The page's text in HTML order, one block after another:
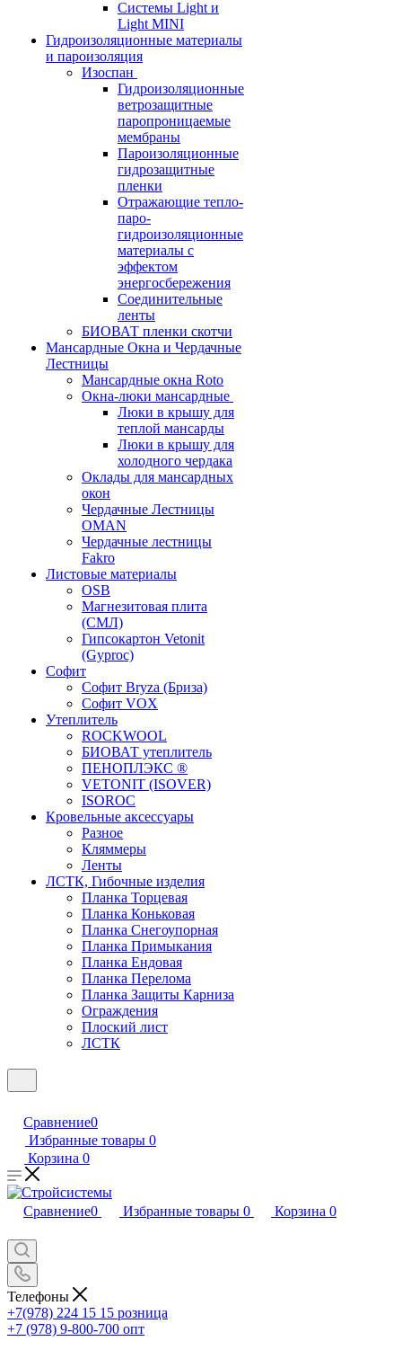
Системы Light и
Light MINI
Гидроизоляционные материалы
и пароизоляция
Изоспан
Гидроизоляционные
ветрозащитные
паропроницаемые
мембраны
Пароизоляционные
гидрозащитные
пленки
Отражающие тепло-
паро-
гидроизоляционные
материалы с
эффектом
энергосбережения
Соединительные
ленты
БИОВАТ пленки скотчи
Мансардные Окна и Чердачные
Лестницы
Мансардные окна Roto
Окна-люки мансардные
Люки в крышу для
теплой мансарды
Люки в крышу для
холодного чердака
Оклады для мансардных
окон
Чердачные Лестницы
OMAN
Чердачные лестницы
Fakro
Листовые материалы
OSB
Магнезитовая плита
(СМЛ)
Гипсокартон Vetonit
(Gyproc)
Софит
Софит Bryza (Бриза)
Софит VOX
Утеплитель
ROCKWOOL
БИОВАТ утеплитель
ПЕНОПЛЭКС ®
VETONIT (ISOVER)
ISOROC
Кровельные аксессуары
Разное
Кляммеры
Ленты
ЛСТК, Гибочные изделия
Планка Торцевая
Планка Коньковая
Планка Снегоупорная
Планка Примыкания
Планка Ендовая
Планка Перелома
Планка Защиты Карниза
Ограждения
Плоский лист
ЛСТК
Сравнение0
Избранные товары 0
Корзина 0
Сравнение0 Избранные товары 0 Корзина 0
Телефоны
+7(978) 224 15 15 розница
+7 (978) 9-800-700 опт